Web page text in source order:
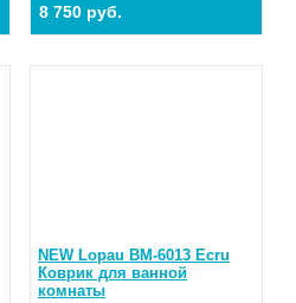
8 750 руб.
NEW Lopau BM-6013 Ecru
Коврик для ванной
комнаты